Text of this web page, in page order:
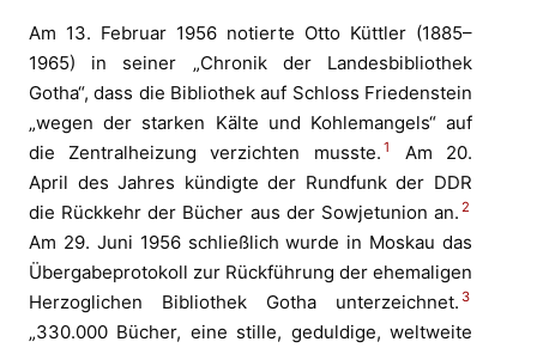
Am 13. Februar 1956 notierte Otto Küttler (1885–
1965) in seiner „Chronik der Landesbibliothek
Gotha“, dass die Bibliothek auf Schloss Friedenstein
„wegen der starken Kälte und Kohlemangels“ auf
die Zentralheizung verzichten musste. 1
Am 20.
April des Jahres kündigte der Rundfunk der DDR
die Rückkehr der Bücher aus der Sowjetunion an. 2
Am 29. Juni 1956 schließlich wurde in Moskau das
Übergabeprotokoll zur Rückführung der ehemaligen
Herzoglichen Bibliothek Gotha unterzeichnet. 3
„330.000 Bücher, eine stille, geduldige, weltweite